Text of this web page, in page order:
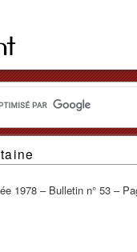
1978 – Bulletin n° 53 –